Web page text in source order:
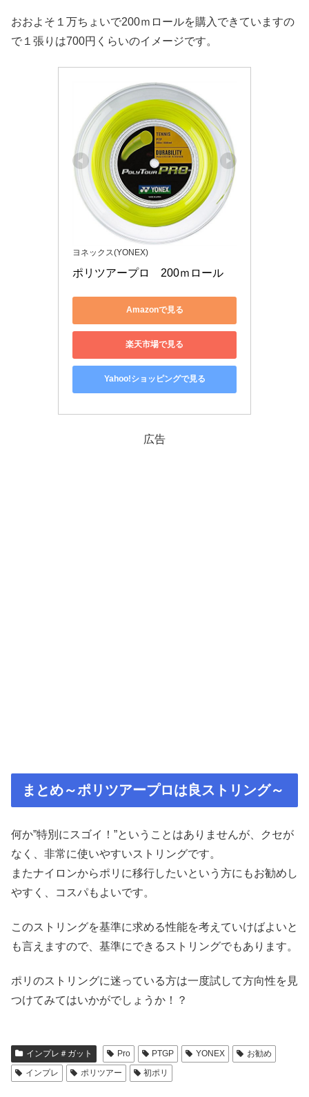
おおよそ１万ちょいで200ｍロールを購入できていますの
で１張りは700円くらいのイメージです。
ヨネックス(YONEX)
ポリツアープロ　200ｍロール
Amazonで見る
楽天市場で見る
Yahoo!ショッピングで見る
広告
まとめ～ポリツアープロは良ストリング～
何か”特別にスゴイ！”ということはありませんが、クセが
なく、非常に使いやすいストリングです。
またナイロンからポリに移行したいという方にもお勧めし
やすく、コスパもよいです。
このストリングを基準に求める性能を考えていけばよいと
も言えますので、基準にできるストリングでもあります。
ポリのストリングに迷っている方は一度試して方向性を見
つけてみてはいかがでしょうか！？
インプレ＃ガット Pro PTGP YONEX
お勧め
インプレ
ポリツアー 初ポリ